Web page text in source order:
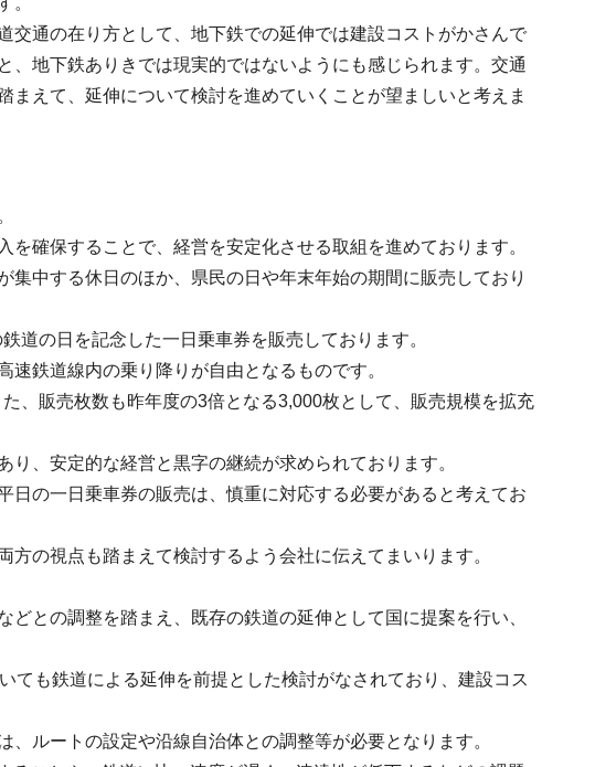
通の在り方として、地下鉄での延伸では建設コストがかさんで
地下鉄ありきでは現実的ではないようにも感じられます。交通
えて、延伸について検討を進めていくことが望ましいと考えま
確保することで、経営を安定化させる取組を進めております。
中する休日のほか、県民の日や年末年始の期間に販売しており
道の日を記念した一日乗車券を販売しております。
鉄道線内の乗り降りが自由となるものです。
、販売枚数も昨年度の3倍となる3,000枚として、販売規模を拡充
、安定的な経営と黒字の継続が求められております。
の一日乗車券の販売は、慎重に対応する必要があると考えてお
の視点も踏まえて検討するよう会社に伝えてまいります。
との調整を踏まえ、既存の鉄道の延伸として国に提案を行い、
も鉄道による延伸を前提とした検討がなされており、建設コス
ルートの設定や沿線自治体との調整等が必要となります。